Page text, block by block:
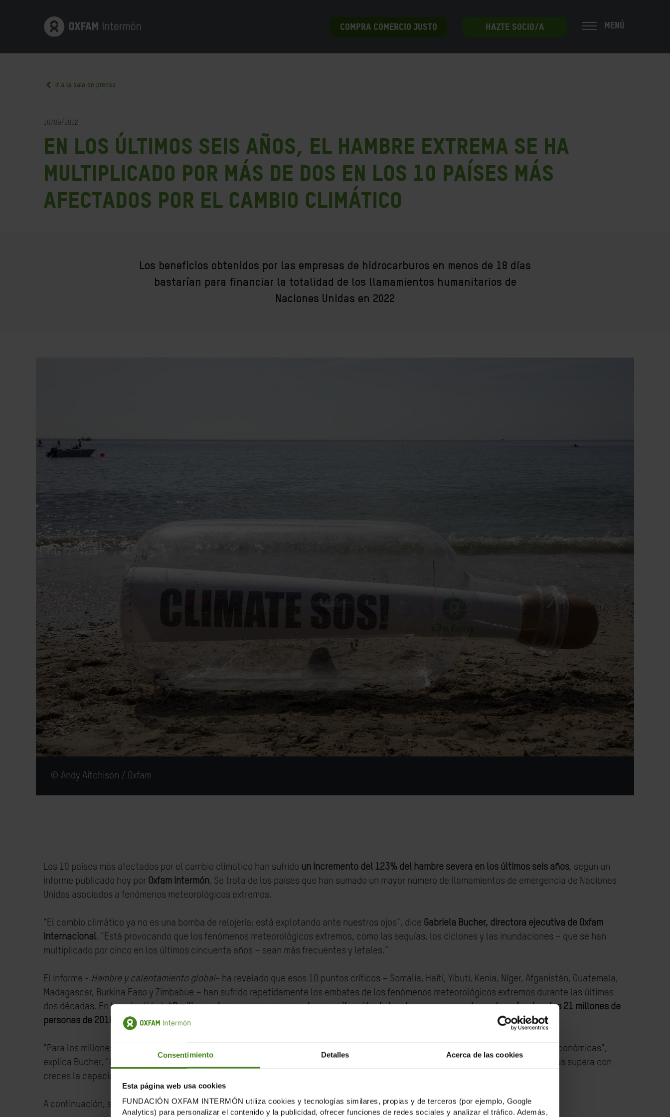
Consentimiento Detalles Acerca de las cookies
Esta página web usa cookies
FUNDACIÓN OXFAM INTERMÓN utiliza cookies y tecnologías similares, propias y de terceros (por ejemplo, Google
Analytics) para personalizar el contenido y la publicidad, ofrecer funciones de redes sociales y analizar el tráfico. Además,
COMPRA COMERCIO JUSTO HAZTE SOCIO/A MENÚ
Ir a la sala de prensa
16/09/2022
En los últimos seis años, el hambre extrema se ha
multiplicado por más de dos en los 10 países más
afectados por el cambio climático
Los beneficios obtenidos por las empresas de hidrocarburos en menos de 18 días
bastarían para financiar la totalidad de los llamamientos humanitarios de
Naciones Unidas en 2022
© Andy Aitchison / Oxfam
Los 10 países más afectados por el cambio climático han sufrido un incremento del 123% del hambre severa en los últimos seis años, según un
informe publicado hoy por Oxfam Intermón. Se trata de los países que han sumado un mayor número de llamamientos de emergencia de Naciones
Unidas asociados a fenómenos meteorológicos extremos.
"El cambio climático ya no es una bomba de relojería: está explotando ante nuestros ojos”, dice Gabriela Bucher, directora ejecutiva de Oxfam
Internacional. “Está provocando que los fenómenos meteorológicos extremos, como las sequías, los ciclones y las inundaciones – que se han
multiplicado por cinco en los últimos cincuenta años – sean más frecuentes y letales.”
El informe - Hambre y calentamiento global- ha revelado que esos 10 puntos críticos – Somalia, Haití, Yibuti, Kenia, Níger, Afganistán, Guatemala,
Madagascar, Burkina Faso y Zimbabue – han sufrido repetidamente los embates de los fenómenos meteorológicos extremos durante las últimas
dos décadas. En la actualidad,48 millones de personas se encuentran en situación de hambre severa en estos países, frente a los 21 millones de
personas de 2016. De ellas, 18 millones están al borde de la hambruna.
"Para los millones de personas que ya han sido golpeadas por los continuos conflictos, el aumento de la desigualdad y las crisis económicas",
explica Bucher, "la recurrencia de las crisis climáticas se está convirtiendo en el golpe de gracia. La oleada de desastres climáticos supera con
creces la capacidad de las personas pobres para hacerles frente, sumiéndolas aún más en una situación de hambre extrema".
A continuación, se resumen algunos ejemplos: